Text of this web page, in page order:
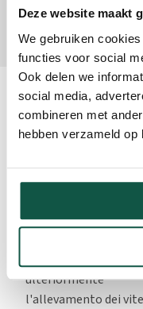
Deze website maakt
We gebruiken
functies voor social
Ook delen we
social media,
combineren met
hebben verzameld
Informazioni
questo
vitelli è sempre più
allevamento
ulteriormente
l'allevamento dei